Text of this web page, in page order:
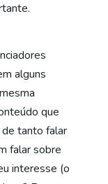
alguns
que
de tanto falar
falar sobre
interesse (o